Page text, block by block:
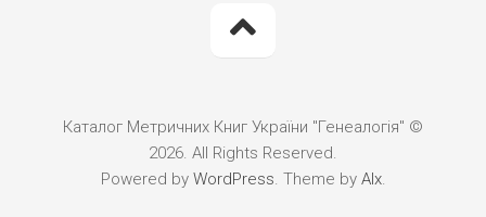
Каталог Метричних Книг України "Генеалогія" ©
2026. All Rights Reserved.
Powered by WordPress. Theme by Alx.